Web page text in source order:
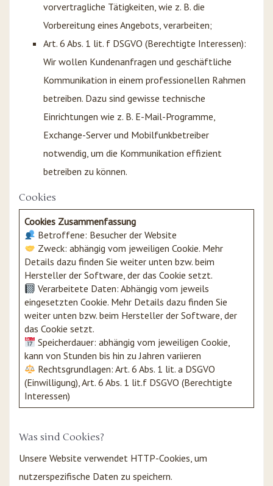
vorvertragliche Tätigkeiten, wie z. B. die
Vorbereitung eines Angebots, verarbeiten;
Art. 6 Abs. 1 lit. f DSGVO (Berechtigte Interessen):
Wir wollen Kundenanfragen und geschäftliche
Kommunikation in einem professionellen Rahmen
betreiben. Dazu sind gewisse technische
Einrichtungen wie z. B. E-Mail-Programme,
Exchange-Server und Mobilfunkbetreiber
notwendig, um die Kommunikation effizient
betreiben zu können.
Cookies
Cookies Zusammenfassung
Betroffene: Besucher der Website
Zweck: abhängig vom jeweiligen Cookie. Mehr
Details dazu finden Sie weiter unten bzw. beim
Hersteller der Software, der das Cookie setzt.
Verarbeitete Daten: Abhängig vom jeweils
eingesetzten Cookie. Mehr Details dazu finden Sie
weiter unten bzw. beim Hersteller der Software, der
das Cookie setzt.
Speicherdauer: abhängig vom jeweiligen Cookie,
kann von Stunden bis hin zu Jahren variieren
Rechtsgrundlagen: Art. 6 Abs. 1 lit. a DSGVO
(Einwilligung), Art. 6 Abs. 1 lit.f DSGVO (Berechtigte
Interessen)
Was sind Cookies?
Unsere Website verwendet HTTP-Cookies, um
nutzerspezifische Daten zu speichern.